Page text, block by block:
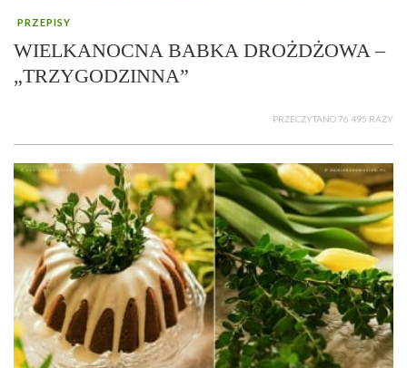
PRZEPISY
WIELKANOCNA BABKA DROŻDŻOWA –
„TRZYGODZINNA”
PRZECZYTANO 76 495 RAZY